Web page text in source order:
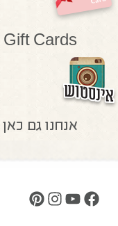
Gift Cards
אנחנו גם כאן